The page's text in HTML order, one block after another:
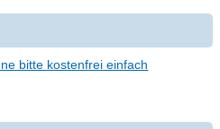
bitte kostenfrei einfach